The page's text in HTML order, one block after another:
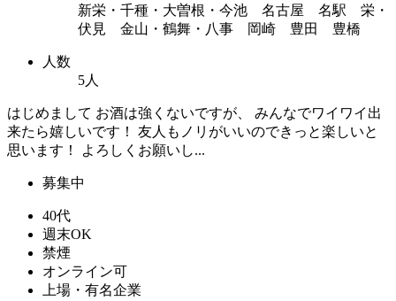
新栄・千種・大曽根・今池 名古屋 名駅 栄・
伏見 金山・鶴舞・八事 岡崎 豊田 豊橋
人数
5人
はじめまして お酒は強くないですが、 みんなでワイワイ出
来たら嬉しいです！ 友人もノリがいいのできっと楽しいと
思います！ よろしくお願いし...
募集中
40代
週末OK
禁煙
オンライン可
上場・有名企業